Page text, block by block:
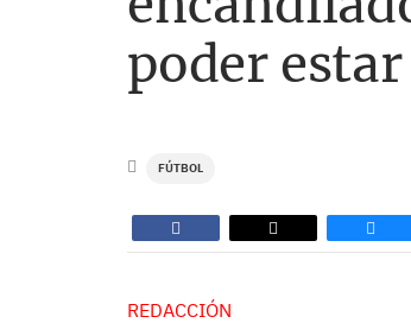
poder
FÚTBOL
REDACCIÓN